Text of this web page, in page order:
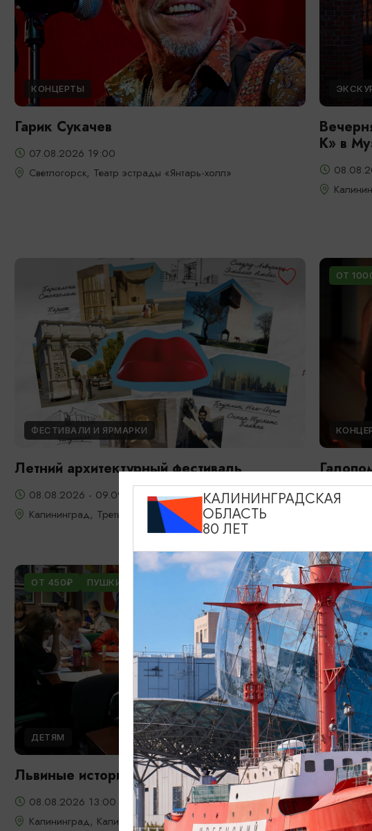
КОНЦЕРТЫ
Гарик Сукачев
07.08.2026 19:00
Светлогорск, Театр эстрады «Янтарь-холл»
К» в
ФЕСТИВАЛИ И ЯРМАРКИ
Летний архитектурный фестиваль
08.08.2026 - 09.09.2026, 17:00, 18:00
Калининград, Третьяковская галерея в Калининграде
ОТ
ОТ 450₽ ПУШКИНСКАЯ КАРТА
ДЕТЯМ
Львиные истории
08.08.2026 13:00
Калининград, Калининградский областной музей
ОТ
Под
КАЛИНИНГРАДСКАЯ
ОБЛАСТЬ
80 ЛЕТ